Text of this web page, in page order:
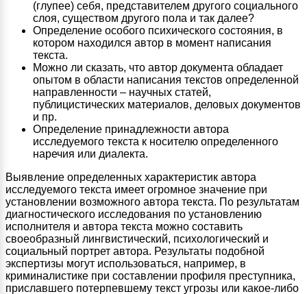
(глупее) себя, представителем другого социального
слоя, существом другого пола и так далее?
Определение особого психического состояния, в
котором находился автор в момент написания
текста.
Можно ли сказать, что автор документа обладает
опытом в области написания текстов определенной
направленности – научных статей,
публицистических материалов, деловых документов
и пр.
Определение принадлежности автора
исследуемого текста к носителю определенного
наречия или диалекта.
Выявление определенных характеристик автора
исследуемого текста имеет огромное значение при
установлении возможного автора текста. По результатам
диагностического исследования по установлению
исполнителя и автора текста можно составить
своеобразный лингвистический, психологический и
социальный портрет автора. Результаты подобной
экспертизы могут использоваться, например, в
криминалистике при составлении профиля преступника,
приславшего потерпевшему текст угрозы или какое-либо